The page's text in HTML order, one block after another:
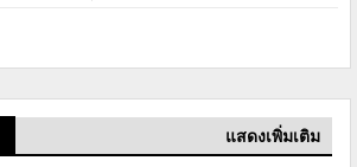
แสดงเพิ่มเติม